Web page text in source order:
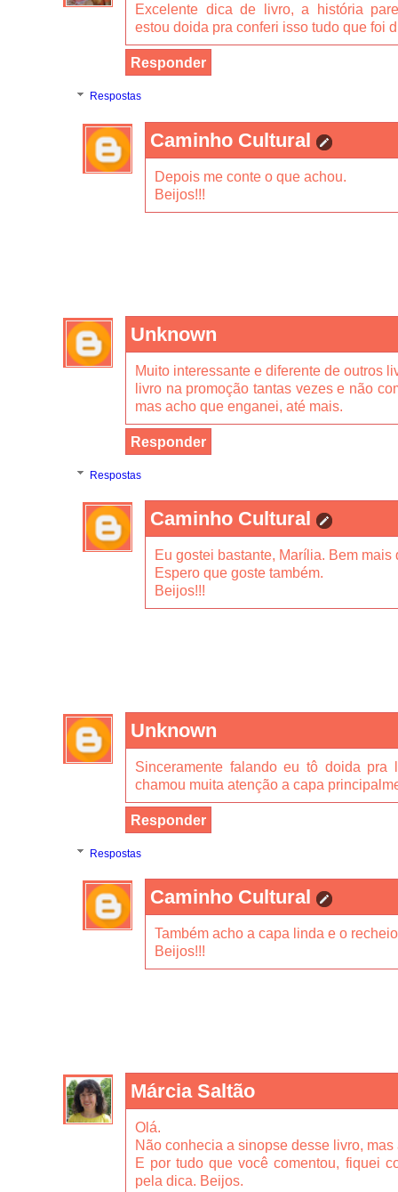
Excelente dica de livro, a história
estou doida pra conferi isso tudo que foi
Responder
Respostas
Caminho Cultural
Depois me conte o que achou.
Beijos!!!
Unknown
Muito interessante e diferente de outros
livro na promoção tantas vezes e não
mas acho que enganei, até mais.
Responder
Respostas
Caminho Cultural
Eu gostei bastante, Marília. Bem
Espero que goste também.
Beijos!!!
Unknown
Sinceramente falando eu tô doida pra
chamou muita atenção a capa
Responder
Respostas
Caminho Cultural
Também acho a capa linda e o
Beijos!!!
Márcia Saltão
Olá.
Não conhecia a sinopse desse livro,
E por tudo que você comentou, fiquei
pela dica. Beijos.